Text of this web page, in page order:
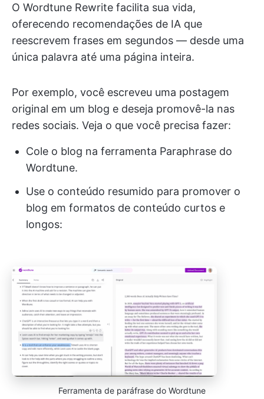
O Wordtune Rewrite facilita sua vida,
oferecendo recomendações de IA que
reescrevem frases em segundos — desde uma
única palavra até uma página inteira.
Por exemplo, você escreveu uma postagem
original em um blog e deseja promovê-la nas
redes sociais. Veja o que você precisa fazer:
Cole o blog na ferramenta Paraphrase do
Wordtune.
Use o conteúdo resumido para promover o
blog em formatos de conteúdo curtos e
longos:
Ferramenta de paráfrase do Wordtune